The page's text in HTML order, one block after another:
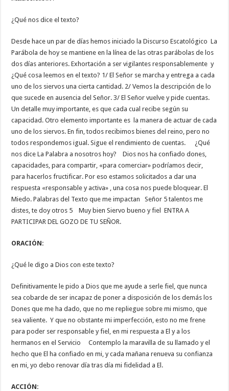
¿Qué nos dice el texto?
Desde hace un par de días hemos iniciado la Discurso Escatológico La
Parábola de hoy se mantiene en la línea de las otras parábolas de los
dos días anteriores. Exhortación a ser vigilantes responsablemente y
¿Qué cosa leemos en el texto? 1/ El Señor se marcha y entrega a cada
uno de los siervos una cierta cantidad. 2/ Vemos la descripción de lo
que sucede en ausencia del Señor. 3/ El Señor vuelve y pide cuentas.
Un detalle muy importante, es que cada cual recibe según su
capacidad. Otro elemento importante es la manera de actuar de cada
uno de los siervos. En fin, todos recibimos bienes del reino, pero no
todos respondemos igual. Sigue el rendimiento de cuentas. ¿Qué
nos dice La Palabra a nosotros hoy? Dios nos ha confiado dones,
capacidades, para compartir, «para comerciar» podríamos decir,
para hacerlos fructificar. Por eso estamos solicitados a dar una
respuesta «responsable y activa» , una cosa nos puede bloquear. El
Miedo. Palabras del Texto que me impactan Señor 5 talentos me
distes, te doy otros 5 Muy bien Siervo bueno y fiel ENTRA A
PARTICIPAR DEL GOZO DE TU SEÑOR.
ORACIÓN:
¿Qué le digo a Dios con este texto?
Definitivamente le pido a Dios que me ayude a serle fiel, que nunca
sea cobarde de ser incapaz de poner a disposición de los demás los
Dones que me ha dado, que no me repliegue sobre mi mismo, que
sea valiente. Y que no obstante mi imperfección, esto no me frene
para poder ser responsable y fiel, en mi respuesta a El y a los
hermanos en el Servicio Contemplo la maravilla de su llamado y el
hecho que El ha confiado en mi, y cada mañana renueva su confianza
en mi, yo debo renovar día tras día mi fidelidad a El.
ACCIÓN: